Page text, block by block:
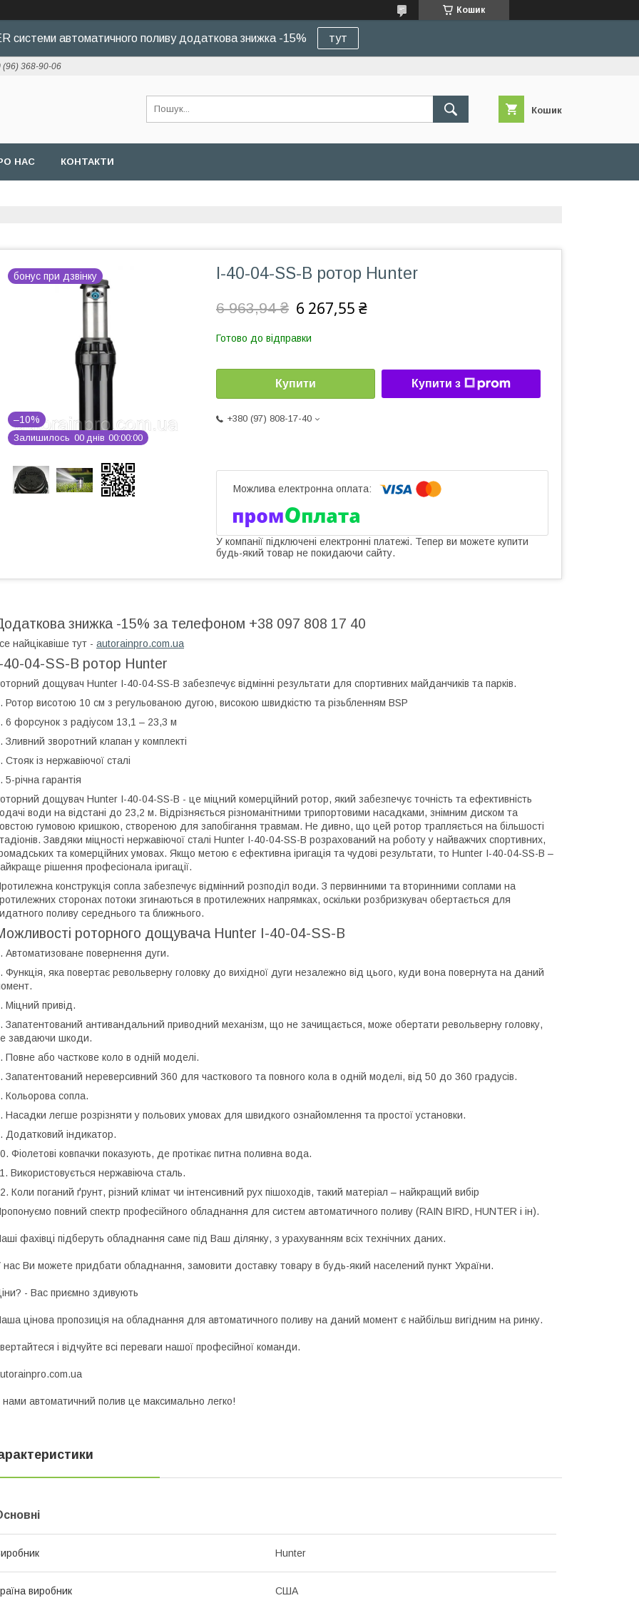
Кошик
системи автоматичного поливу додаткова знижка -15% тут
(96) 368-90-06
Кошик
НАС КОНТАКТИ
бонус при дзвінку
–10%
Залишилось 00 днів 00 00 00
I-40-04-SS-B ротор Hunter
6 963,94 ₴ 6 267,55 ₴
Готово до відправки
Купити Купити з
+380 (97) 808-17-40
У компанії підключені електронні платежі. Тепер ви можете купити
будь-який товар не покидаючи сайту.
знижка -15% за телефоном +38 097 808 17 40
найцікавіше тут - autorainpro.com.ua
40-04-SS-B ротор Hunter
дощувач Hunter I-40-04-SS-B забезпечує відмінні результати для спортивних майданчиків та парків.
Ротор висотою 10 см з регульованою дугою, високою швидкістю та різьбленням BSP
6 форсунок з радіусом 13,1 – 23,3 м
Зливний зворотний клапан у комплекті
Стояк із нержавіючої сталі
5-річна гарантія
дощувач Hunter I-40-04-SS-B - це міцний комерційний ротор, який забезпечує точність та ефективність
води на відстані до 23,2 м. Відрізняється різноманітними трипортовими насадками, знімним диском та
гумовою кришкою, створеною для запобігання травмам. Не дивно, що цей ротор трапляється на більшості
Завдяки міцності нержавіючої сталі Hunter I-40-04-SS-B розрахований на роботу у найважчих спортивних,
та комерційних умовах. Якщо метою є ефективна іригація та чудові результати, то Hunter I-40-04-SS-B –
рішення професіонала іригації.
конструкція сопла забезпечує відмінний розподіл води. З первинними та вторинними соплами на
сторонах потоки згинаються в протилежних напрямках, оскільки розбризкувач обертається для
поливу середнього та ближнього.
роторного дощувача Hunter I-40-04-SS-B
Автоматизоване повернення дуги.
Функція, яка повертає револьверну головку до вихідної дуги незалежно від цього, куди вона повернута на даний
Міцний привід.
Запатентований антивандальний приводний механізм, що не зачищається, може обертати револьверну головку,
завдаючи шкоди.
Повне або часткове коло в одній моделі.
Запатентований нереверсивний 360 для часткового та повного кола в одній моделі, від 50 до 360 градусів.
Кольорова сопла.
Насадки легше розрізняти у польових умовах для швидкого ознайомлення та простої установки.
Додатковий індикатор.
Фіолетові ковпачки показують, де протікає питна поливна вода.
Використовується нержавіюча сталь.
Коли поганий ґрунт, різний клімат чи інтенсивний рух пішоходів, такий матеріал – найкращий вибір
повний спектр професійного обладнання для систем автоматичного поливу (RAIN BIRD, HUNTER і ін).
фахівці підберуть обладнання саме під Ваш ділянку, з урахуванням всіх технічних даних.
нас Ви можете придбати обладнання, замовити доставку товару в будь-який населений пункт України.
- Вас приємно здивують
цінова пропозиція на обладнання для автоматичного поливу на даний момент є найбільш вигідним на ринку.
і відчуйте всі переваги нашої професійної команди.
нами автоматичний полив це максимально легко!
Hunter
виробник США